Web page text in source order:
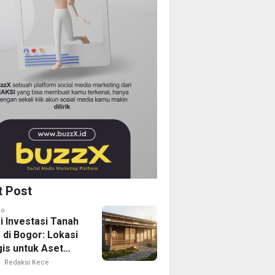
Post
Investasi Tanah
di Bogor: Lokasi
untuk Aset
Redaksi Kece